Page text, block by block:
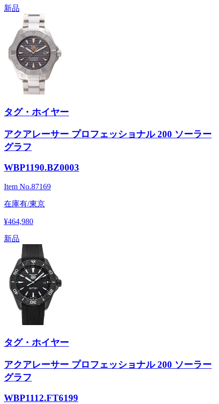
新品
タグ・ホイヤー
アクアレーサー プロフェッショナル 200 ソーラー
グラフ
WBP1190.BZ0003
Item No.87169
在庫有/東京
¥464,980
新品
タグ・ホイヤー
アクアレーサー プロフェッショナル 200 ソーラー
グラフ
WBP1112.FT6199